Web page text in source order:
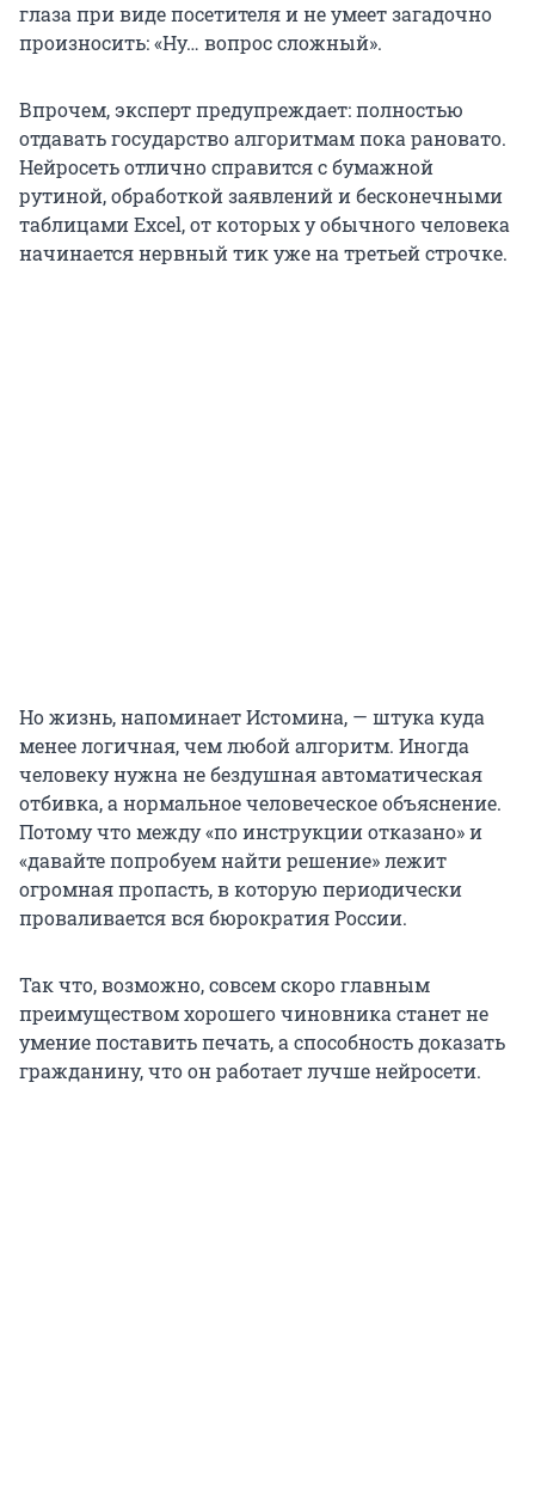
глаза при виде посетителя и не умеет загадочно
произносить: «Ну… вопрос сложный».
Впрочем, эксперт предупреждает: полностью
отдавать государство алгоритмам пока рановато.
Нейросеть отлично справится с бумажной
рутиной, обработкой заявлений и бесконечными
таблицами Excel, от которых у обычного человека
начинается нервный тик уже на третьей строчке.
Но жизнь, напоминает Истомина, — штука куда
менее логичная, чем любой алгоритм. Иногда
человеку нужна не бездушная автоматическая
отбивка, а нормальное человеческое объяснение.
Потому что между «по инструкции отказано» и
«давайте попробуем найти решение» лежит
огромная пропасть, в которую периодически
проваливается вся бюрократия России.
Так что, возможно, совсем скоро главным
преимуществом хорошего чиновника станет не
умение поставить печать, а способность доказать
гражданину, что он работает лучше нейросети.